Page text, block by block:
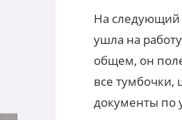
На следующий
ушла на
общем, он
все тумбочки,
документы по